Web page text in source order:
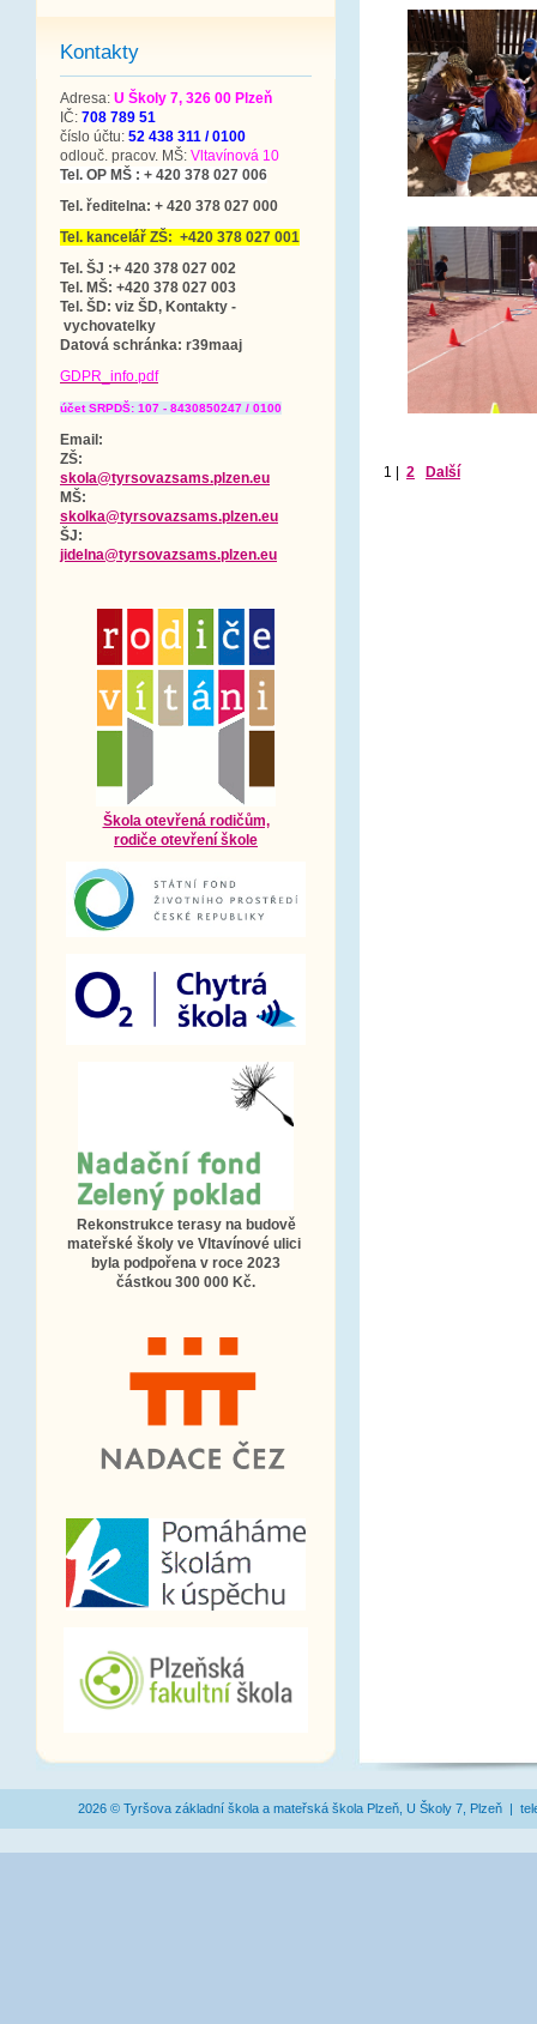
Kontakty
Adresa: U Školy 7, 326 00 Plzeň
IČ: 708 789 51
číslo účtu: 52 438 311 / 0100
odlouč. pracov. MŠ: Vltavínová 10
Tel. OP MŠ : + 420 378 027 006
Tel. ředitelna: + 420 378 027 000
Tel. kancelář ZŠ: +420 378 027 001
Tel. ŠJ :+ 420 378 027 002
Tel. MŠ: +420 378 027 003
Tel. ŠD: viz ŠD, Kontakty -
vychovatelky
Datová schránka: r39maaj
GDPR_info.pdf
účet SRPDŠ: 107 - 8430850247 / 0100
Email:
ZŠ:
skola@tyrsovazsams.plzen.eu
MŠ:
skolka@tyrsovazsams.plzen.eu
ŠJ:
jidelna@tyrsovazsams.plzen.eu
Škola otevřená rodičům,
rodiče otevření škole
Rekonstrukce terasy na budově
mateřské školy ve Vltavínové ulici
byla podpořena v roce 2023
částkou 300 000 Kč.
1 2 Další
2026 © Tyršova základní škola a mateřská škola Plzeň, U Školy 7, Plzeň |